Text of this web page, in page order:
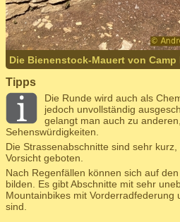
Die Bienenstock-Mauert von Camp
Tipps
Die Runde wird auch als
jedoch unvollständig
gelangt man auch zu
Sehenswürdigkeiten.
Die Strassenabschnitte sind sehr
Vorsicht geboten.
Nach Regenfällen können sich auf
bilden. Es gibt Abschnitte mit sehr
Mountainbikes mit Vorderradfederung
sind.